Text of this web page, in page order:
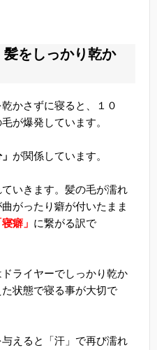
をしっかり乾か
かさずに寝ると、１０
が爆発しています。
が関係しています。
いきます。髪の毛が濡れ
がったり癖が付いたまま
寝癖」 に繋がる訳で
ライヤーでしっかり乾か
状態で寝る事が大切で
えると「汗」で再び濡れ